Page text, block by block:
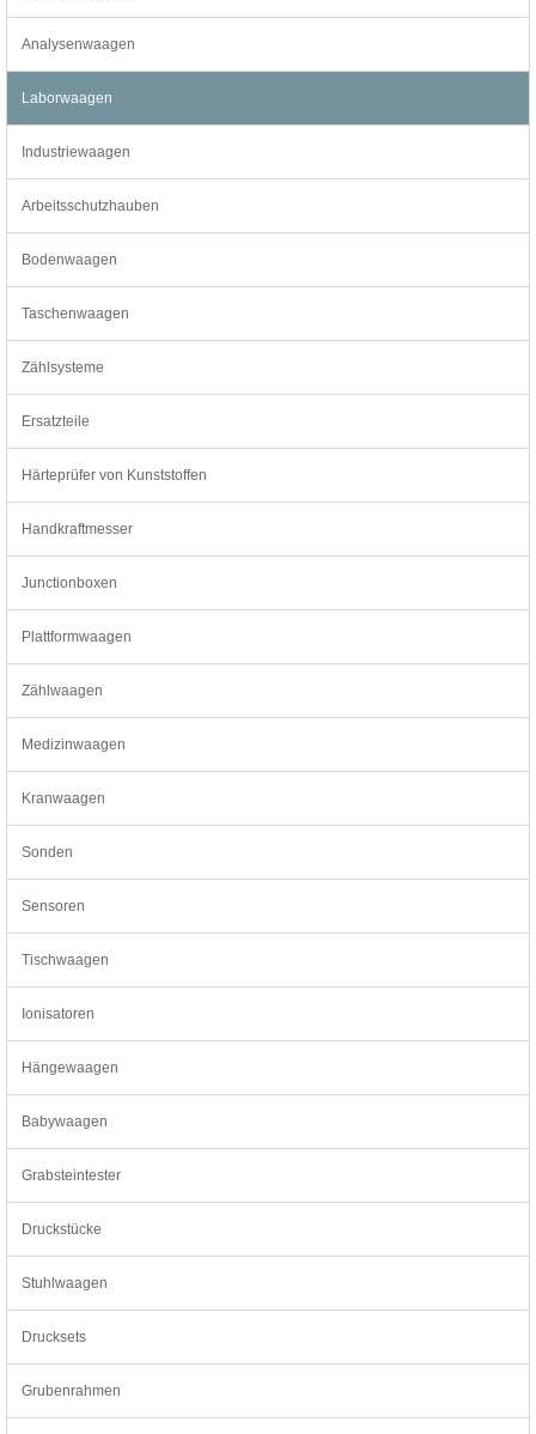
Analysenwaagen
Laborwaagen
Industriewaagen
Arbeitsschutzhauben
Bodenwaagen
Taschenwaagen
Zählsysteme
Ersatzteile
Härteprüfer von Kunststoffen
Handkraftmesser
Junctionboxen
Plattformwaagen
Zählwaagen
Medizinwaagen
Kranwaagen
Sonden
Sensoren
Tischwaagen
Ionisatoren
Hängewaagen
Babywaagen
Grabsteintester
Druckstücke
Stuhlwaagen
Drucksets
Grubenrahmen